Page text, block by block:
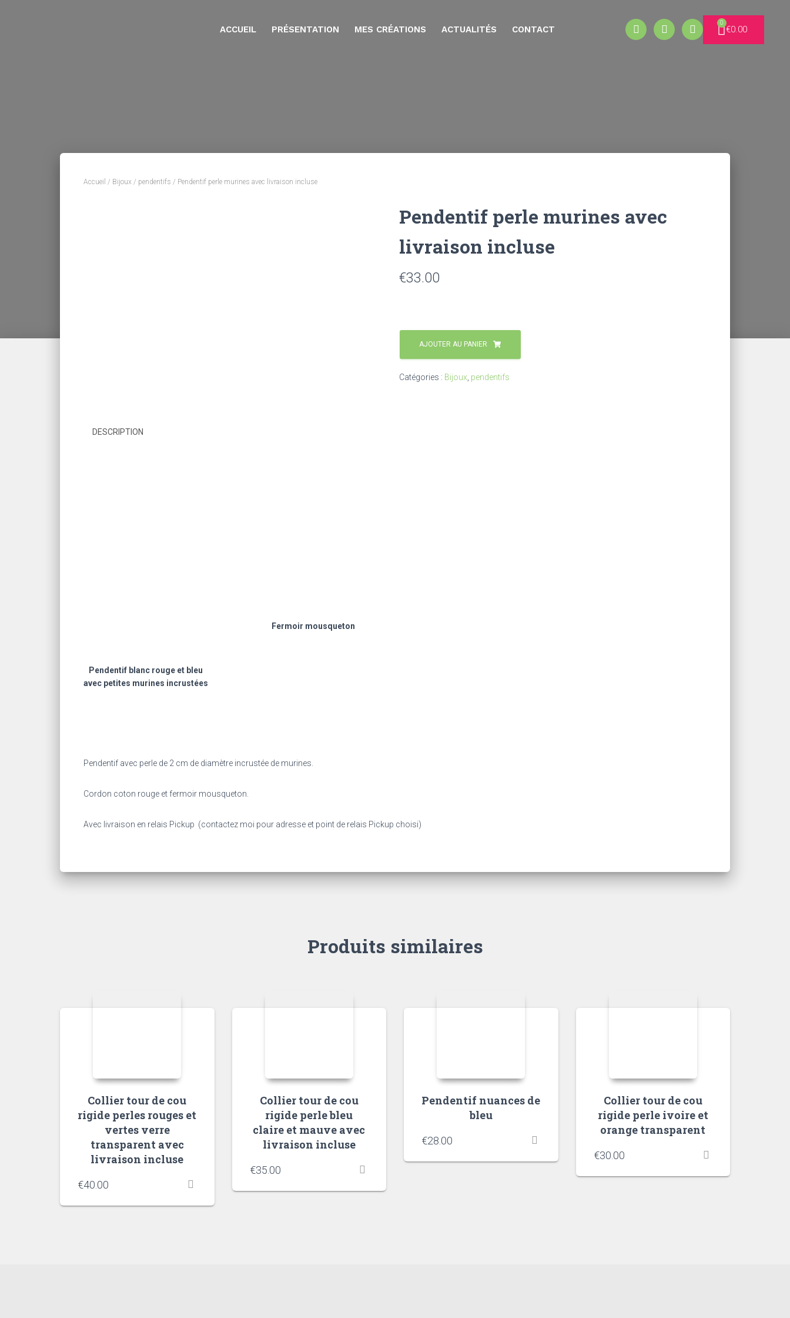
ACCUEIL PRÉSENTATION MES CRÉATIONS ACTUALITÉS CONTACT €0.00
Accueil / Bijoux / pendentifs / Pendentif perle murines avec livraison incluse
Pendentif perle murines avec
livraison incluse
€33.00
AJOUTER AU PANIER
Catégories : Bijoux pendentifs
DESCRIPTION
Pendentif blanc rouge et bleu
avec petites murines incrustées
Fermoir mousqueton
Pendentif avec perle de 2 cm de diamètre incrustée de murines.
Cordon coton rouge et fermoir mousqueton.
Avec livraison en relais Pickup (contactez moi pour adresse et point de relais Pickup choisi)
Produits similaires
Collier tour de cou
rigide perles rouges et
vertes verre
transparent avec
livraison incluse
€40.00
Collier tour de cou
rigide perle bleu
claire et mauve avec
livraison incluse
€35.00
Pendentif nuances de
bleu
€28.00
Collier tour de cou
rigide perle ivoire et
orange transparent
€30.00